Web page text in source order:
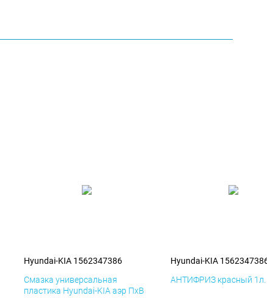
Hyundai-KIA 1562347386
Смазка универсальная
пластика Hyundai-KIA аэр ПхВ
Hyundai-KIA
АНТИФРИЗ красный 1л.